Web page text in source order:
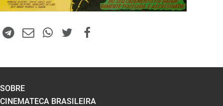
SOBRE
CINEMATECA BRASILEIRA